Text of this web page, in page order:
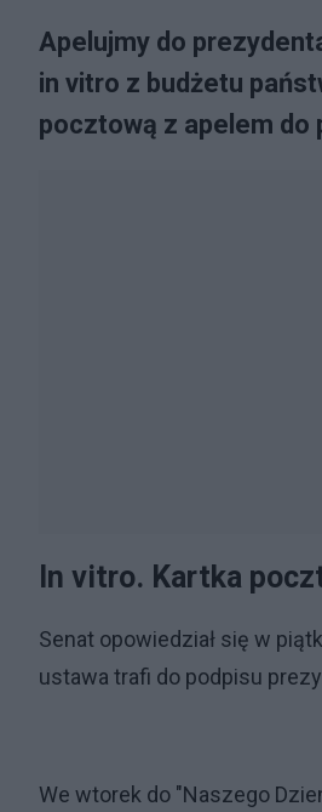
Apelujmy do
in vitro z budżetu
pocztową z apelem do
In vitro. Kartka
Senat opowiedział się w
ustawa trafi do podpisu
We wtorek do "Naszego